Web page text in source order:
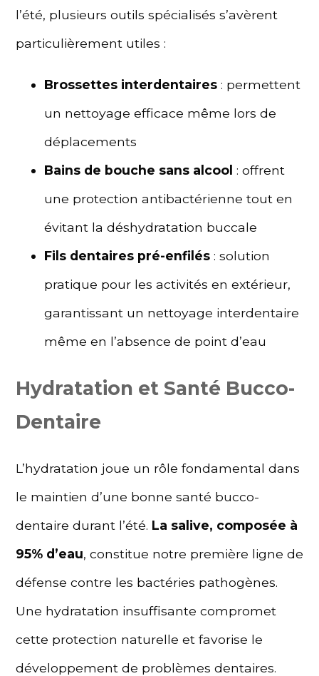
l’été, plusieurs outils spécialisés s’avèrent
particulièrement utiles :
Brossettes interdentaires: permettent
un nettoyage efficace même lors de
déplacements
Bains de bouche sans alcool : offrent
une protection antibactérienne tout en
évitant la déshydratation buccale
Fils dentaires pré-enfilés: solution
pratique pour les activités en extérieur,
garantissant un nettoyage interdentaire
même en l’absence de point d’eau
Hydratation et Santé Bucco-
Dentaire
L’hydratation joue un rôle fondamental dans
le maintien d’une bonne santé bucco-
dentaire durant l’été. La salive, composée à
95% d’eau, constitue notre première ligne de
défense contre les bactéries pathogènes.
Une hydratation insuffisante compromet
cette protection naturelle et favorise le
développement de problèmes dentaires.